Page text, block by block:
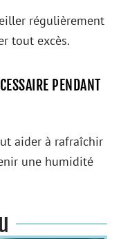
régulièrement
tout excès.
PENDANT
aider à rafraîchir
une humidité